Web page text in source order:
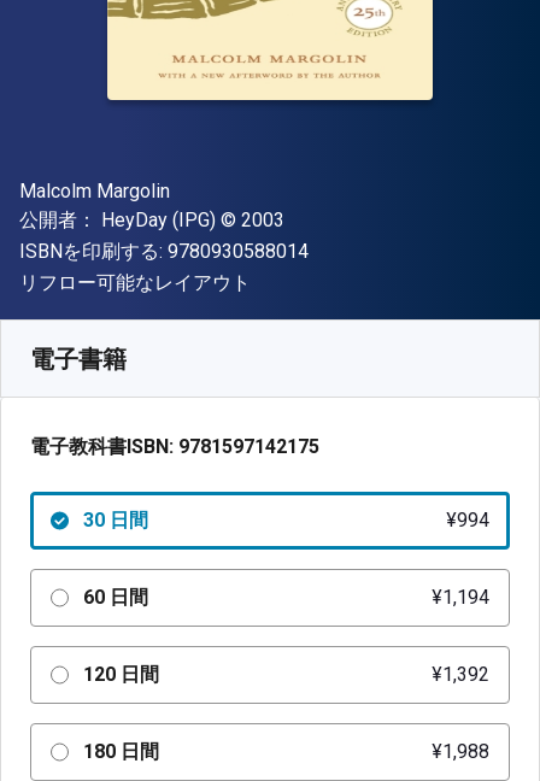
著者
Malcolm Margolin
出版社
公開者： HeyDay (IPG) 著作権
© 2003
ISBNを印刷する: 9780930588014"ISBN-13 9780930588014"
形式
リフロー可能なレイアウト
電子書籍
電子教科書ISBN: 9781597142175
30 日間 ¥994
60 日間 ¥1,194
120 日間 ¥1,392
180 日間 ¥1,988